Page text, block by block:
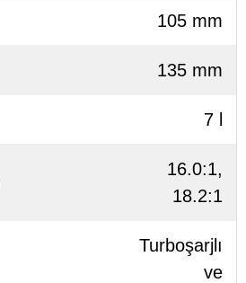
105 mm
135 mm
7 l
16.0:1,
18.2:1
Turboşarjlı
ve